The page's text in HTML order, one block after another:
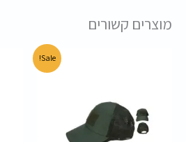
מוצרים קשורים
Sale!